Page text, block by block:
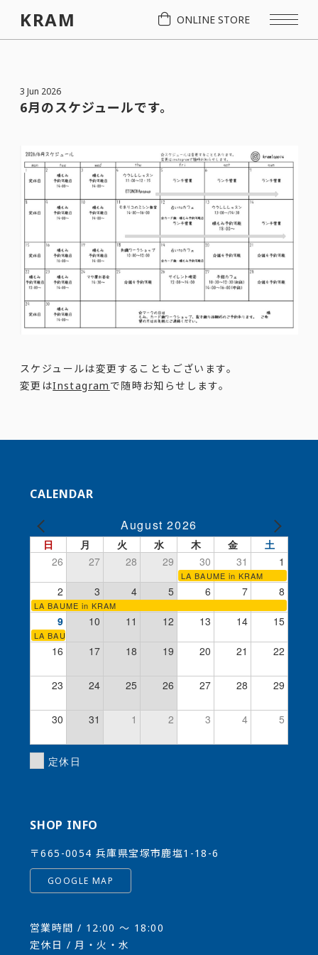
KRAM ONLINE STORE
3 Jun 2026
6月のスケジュールです。
スケジュールは変更することもございます。
変更はInstagram で随時お知らせします。
CALENDAR
August 2026
日 月 火 水 木 金
土
26
27 28 29 30 31 1
LA BAUME in KRAM
2 3 4 5 6 7 8
LA BAUME in KRAM
9 10 11 12 13 14 15
LA BAUME in KRAM
16 17 18 19 20 21 22
23 24 25 26 27 28 29
30 31 1 2 3 4 5
定休日
SHOP INFO
〒665-0054 兵庫県宝塚市鹿塩1-18-6
GOOGLE MAP
営業時間 / 12:00 〜 18:00
定休日 / 月・火・水